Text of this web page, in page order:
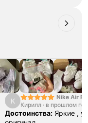
К
Nike Air
Yellow
Кирилл · в прошлом
Достоинства: Яркие ,